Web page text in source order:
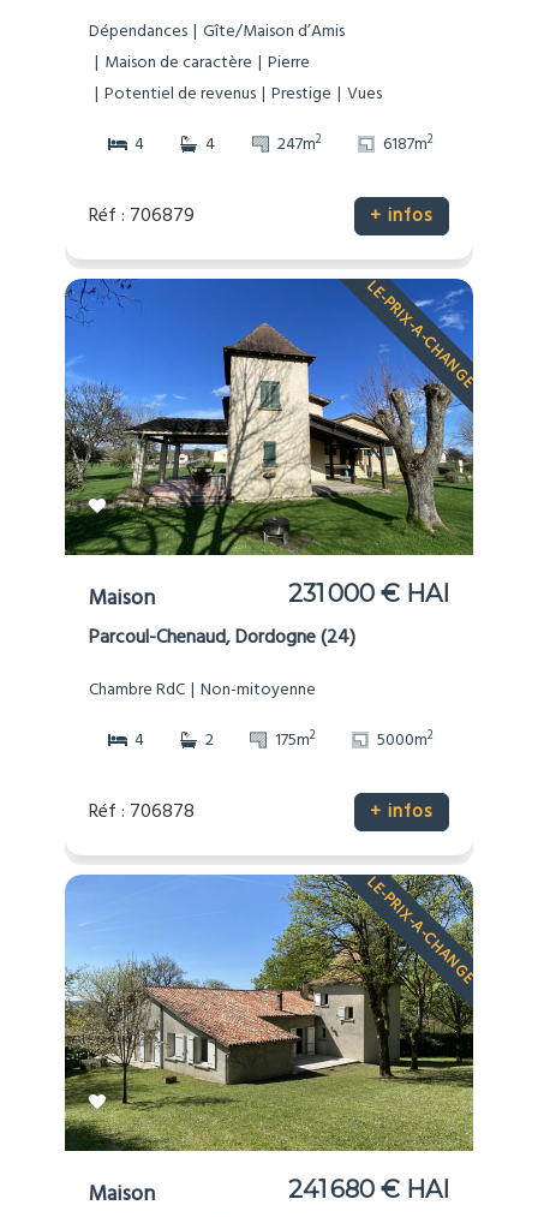
Dépendances Gîte/Maison d’Amis
Maison de caractère
Pierre
Potentiel de revenus Prestige
Vues
4
4 247m2 6187m2
Réf : 706879 + infos
LE-PRIX-A-CHANGE
Maison 231 000 € HAI
Parcoul-Chenaud, Dordogne (24)
Chambre RdC Non-mitoyenne
4
2 175m2 5000m2
Réf : 706878 + infos
LE-PRIX-A-CHANGE
Maison 241 680 € HAI